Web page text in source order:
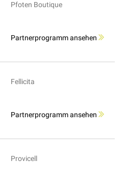
Pfoten Boutique
Partnerprogramm ansehen
Fellicita
Partnerprogramm ansehen
Provicell